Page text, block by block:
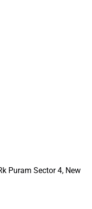
Puram Sector 4, New